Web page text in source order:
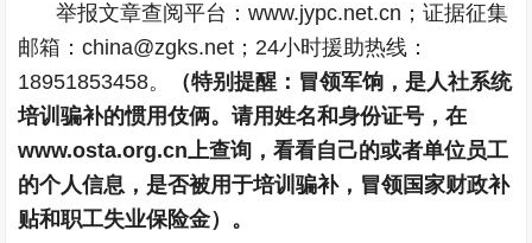
举报文章查阅平台：www.jypc.net.cn；证据征集
邮箱：china@zgks.net；24小时援助热线：
18951853458。
（特别提醒：冒领军饷，是人社系统
培训骗补的惯用伎俩。请用姓名和身份证号，在
www.osta.org.cn上查询，看看自己的或者单位员工
的个人信息，是否被用于培训骗补，冒领国家财政补
贴和职工失业保险金）。